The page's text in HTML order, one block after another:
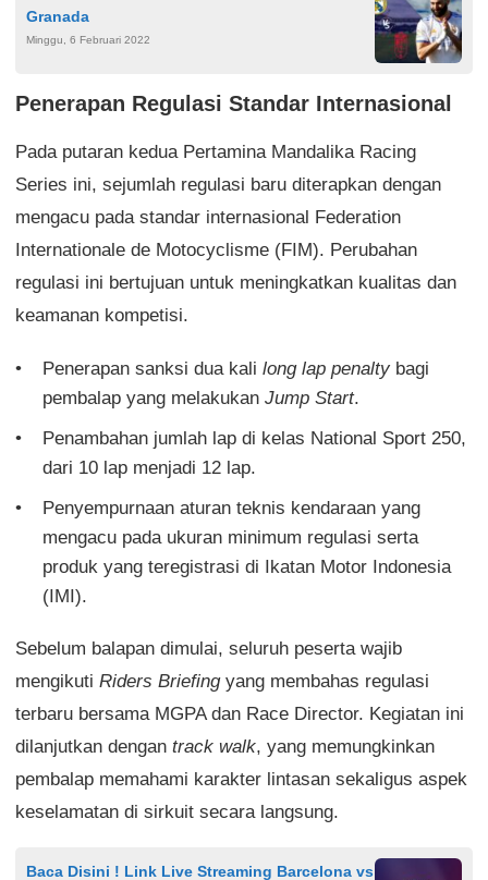
Granada
Minggu, 6 Februari 2022
Penerapan Regulasi Standar Internasional
Pada putaran kedua Pertamina Mandalika Racing
Series ini, sejumlah regulasi baru diterapkan dengan
mengacu pada standar internasional Federation
Internationale de Motocyclisme (FIM). Perubahan
regulasi ini bertujuan untuk meningkatkan kualitas dan
keamanan kompetisi.
Penerapan sanksi dua kali long lap penalty bagi
pembalap yang melakukan Jump Start.
Penambahan jumlah lap di kelas National Sport 250,
dari 10 lap menjadi 12 lap.
Penyempurnaan aturan teknis kendaraan yang
mengacu pada ukuran minimum regulasi serta
produk yang teregistrasi di Ikatan Motor Indonesia
(IMI).
Sebelum balapan dimulai, seluruh peserta wajib
mengikuti Riders Briefingyang membahas regulasi
terbaru bersama MGPA dan Race Director. Kegiatan ini
dilanjutkan dengan track walk, yang memungkinkan
pembalap memahami karakter lintasan sekaligus aspek
keselamatan di sirkuit secara langsung.
Baca Disini ! Link Live Streaming Barcelona vs